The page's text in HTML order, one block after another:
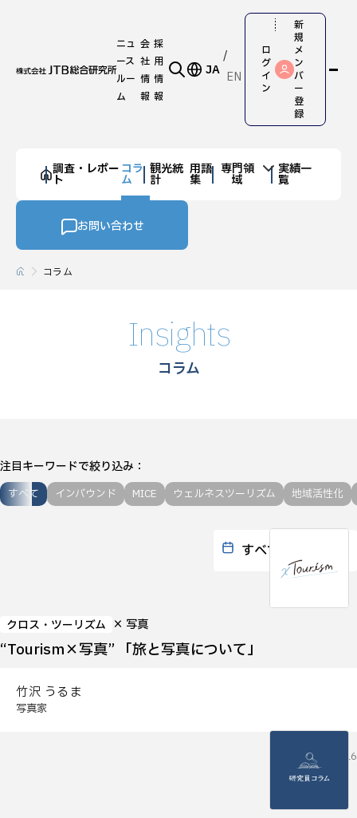
ニュ
ース
ルー
ム
会
社
情
報
採
用
情
報
JA EN
ロ
グ
イ
ン
新
規
メ
ン
バ
ー
登
録
調査・レポー
ト
コラ
ム
観光統
計
用語
集
専門領
域
実績一
覧
お問い合わせ
コラム
Insights
コラム
注目キーワードで絞り込み
すべて インバウンド MICE ウェルネスツーリズム 地域活性化
クロス・ツーリズム × 写真
“Tourism×写真” 「旅と写真について」
竹沢 うるま
写真家
2026.07.16